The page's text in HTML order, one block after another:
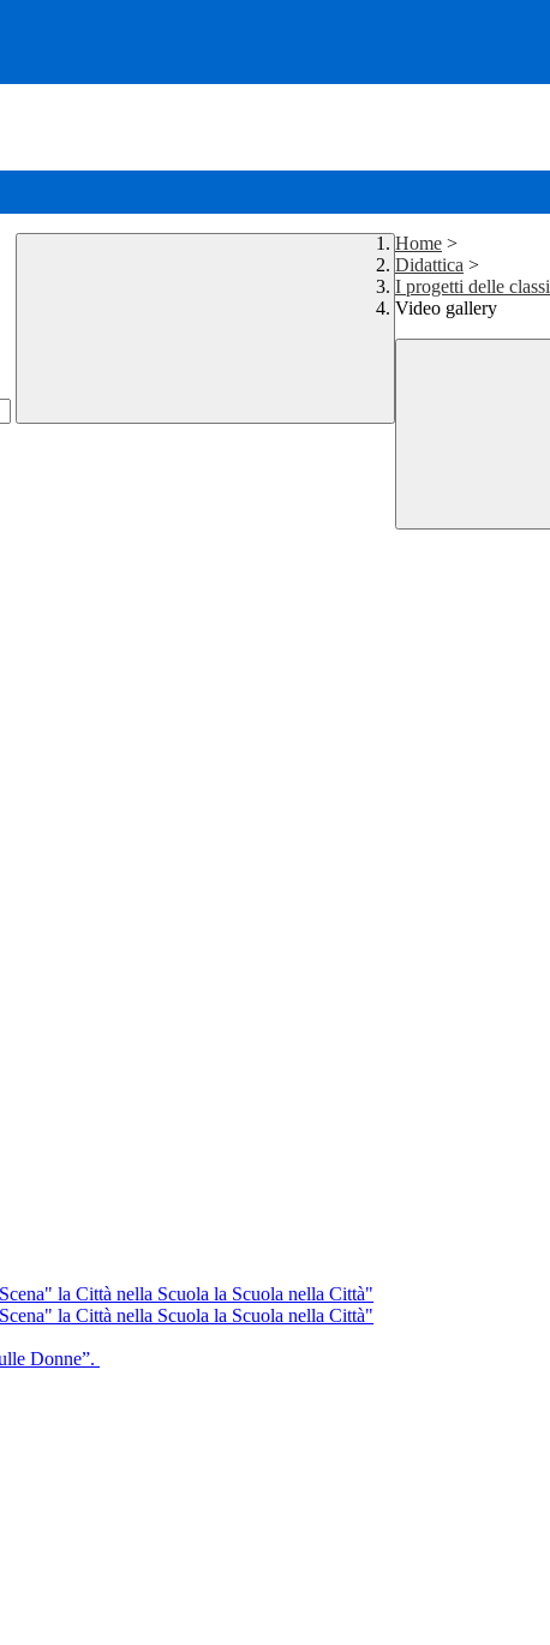
Home >
Didattica >
I progetti delle classi
Video gallery
la Città nella Scuola la Scuola nella Città"
la Città nella Scuola la Scuola nella Città"
Donne”.